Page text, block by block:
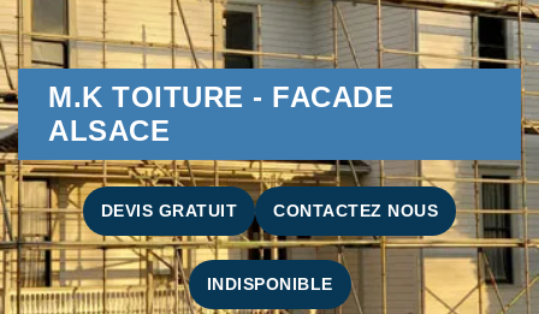
M.K TOITURE - FACADE
ALSACE
DEVIS GRATUIT CONTACTEZ NOUS
INDISPONIBLE